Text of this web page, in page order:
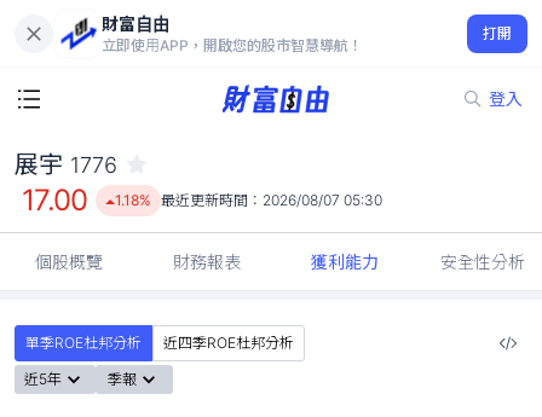
財富自由
立即使用APP，開啟您的股市智慧導航！
打開
登入
17.00
1.18%
展宇 1776
17.00 1.18% 最近更新時間： 2026/08/07 05:30
個股概覽 財務報表 獲利能力 安全性分析
單季ROE杜邦分析
近四季ROE杜邦分析
近5年
季報